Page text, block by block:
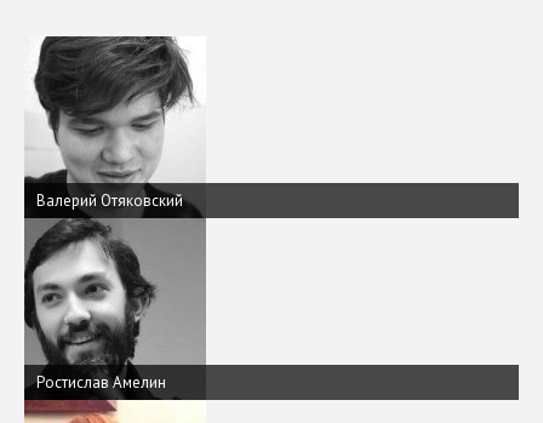
Валерий Отяковский
Ростислав Амелин